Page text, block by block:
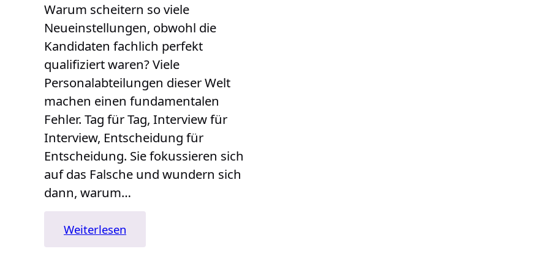
Warum scheitern so viele
Neueinstellungen, obwohl die
Kandidaten fachlich perfekt
qualifiziert waren? Viele
Personalabteilungen dieser Welt
machen einen fundamentalen
Fehler. Tag für Tag, Interview für
Interview, Entscheidung für
Entscheidung. Sie fokussieren sich
auf das Falsche und wundern sich
dann, warum…
Weiterlesen
Der